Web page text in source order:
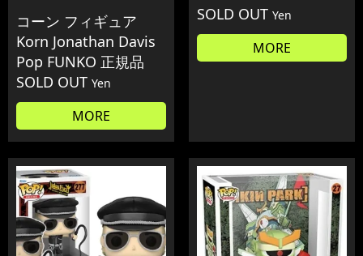
コーン フィギュア
Korn Jonathan Davis
Pop FUNKO 正規品
SOLD OUT Yen
MORE
SOLD OUT Yen
MORE